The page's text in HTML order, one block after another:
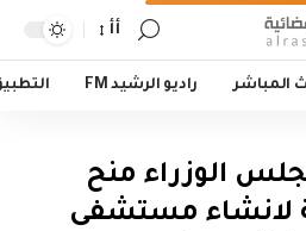
أأ
المباشر راديو الرشيد FM
الوزراء منح
لانشاء مستشفى